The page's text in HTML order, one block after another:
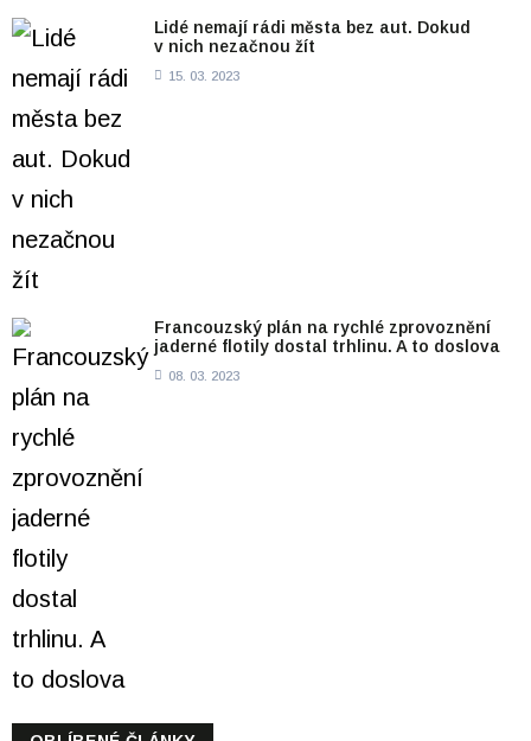
Lidé nemají rádi města bez aut. Dokud
v nich nezačnou žít
15. 03. 2023
Francouzský plán na rychlé zprovoznění
jaderné flotily dostal trhlinu. A to doslova
08. 03. 2023